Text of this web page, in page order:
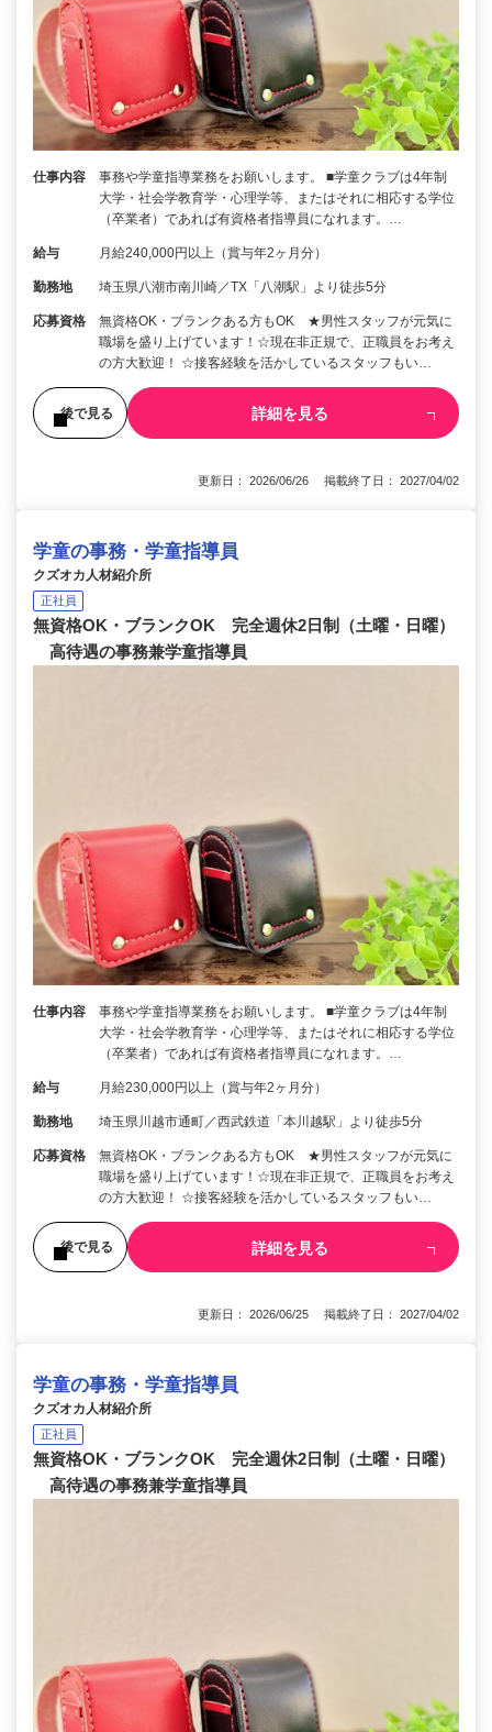
仕事内容
事務や学童指導業務をお願いします。 ■学童クラブは4年制
大学・社会学教育学・心理学等、またはそれに相応する学位
（卒業者）であれば有資格者指導員になれます。…
給与 月給240,000円以上（賞与年2ヶ月分）
勤務地 埼玉県八潮市南川崎／TX「八潮駅」より徒歩5分
応募資格
無資格OK・ブランクある方もOK ★男性スタッフが元気に
職場を盛り上げています！☆現在非正規で、正職員をお考え
の方大歓迎！ ☆接客経験を活かしているスタッフもい…
後で見る 詳細を見る
更新日： 2026/06/26 掲載終了日： 2027/04/02
学童の事務・学童指導員
クズオカ人材紹介所
正社員
無資格OK・ブランクOK 完全週休2日制（土曜・日曜）
高待遇の事務兼学童指導員
仕事内容
事務や学童指導業務をお願いします。 ■学童クラブは4年制
大学・社会学教育学・心理学等、またはそれに相応する学位
（卒業者）であれば有資格者指導員になれます。…
給与 月給230,000円以上（賞与年2ヶ月分）
勤務地 埼玉県川越市通町／西武鉄道「本川越駅」より徒歩5分
応募資格
無資格OK・ブランクある方もOK ★男性スタッフが元気に
職場を盛り上げています！☆現在非正規で、正職員をお考え
の方大歓迎！ ☆接客経験を活かしているスタッフもい…
後で見る 詳細を見る
更新日： 2026/06/25 掲載終了日： 2027/04/02
学童の事務・学童指導員
クズオカ人材紹介所
正社員
無資格OK・ブランクOK 完全週休2日制（土曜・日曜）
高待遇の事務兼学童指導員